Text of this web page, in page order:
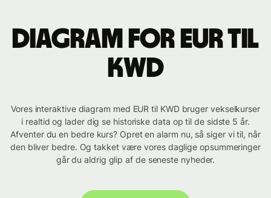
Diagram for EUR til
KWD
Vores interaktive diagram med EUR til KWD bruger vekselkurser
i realtid og lader dig se historiske data op til de sidste 5 år.
Afventer du en bedre kurs? Opret en alarm nu, så siger vi til, når
den bliver bedre. Og takket være vores daglige opsummeringer
går du aldrig glip af de seneste nyheder.